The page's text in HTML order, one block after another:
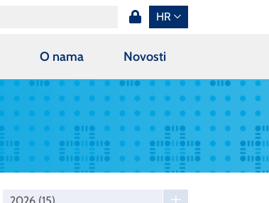
HR
O nama Novosti